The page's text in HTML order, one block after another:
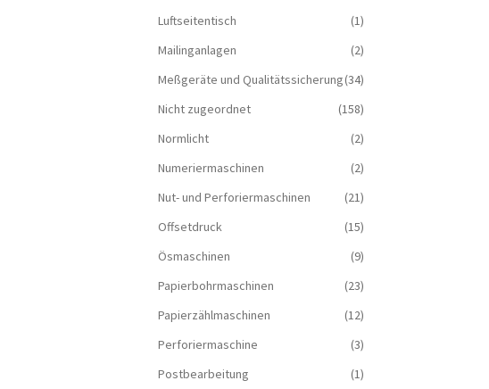
Luftseitentisch
(1)
Mailinganlagen
(2)
Meßgeräte und Qualitätssicherung(34)
Nicht zugeordnet
(158)
Normlicht
(2)
Numeriermaschinen
(2)
Nut- und Perforiermaschinen
(21)
Offsetdruck
(15)
Ösmaschinen
(9)
Papierbohrmaschinen
(23)
Papierzählmaschinen
(12)
Perforiermaschine
(3)
Postbearbeitung
(1)